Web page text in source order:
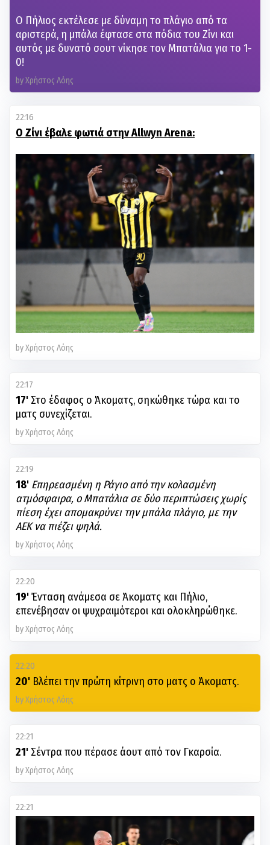
Ο Πήλιος εκτέλεσε με δύναμη το πλάγιο από τα
αριστερά, η μπάλα έφτασε στα πόδια του Ζίνι και
αυτός με δυνατό σουτ νίκησε τον Μπατάλια για το 1-
0!
by Χρήστος Λόης
22:16
Ο Ζίνι έβαλε φωτιά στην Allwyn Arena:
by Χρήστος Λόης
22:17
17' Στο έδαφος ο Άκοματς, σηκώθηκε τώρα και το
ματς συνεχίζεται.
by Χρήστος Λόης
22:19
18' Επηρεασμένη η Ράγιο από την κολασμένη
ατμόσφαιρα, ο Μπατάλια σε δύο περιπτώσεις χωρίς
πίεση έχει απομακρύνει την μπάλα πλάγιο, με την
ΑΕΚ να πιέζει ψηλά.
by Χρήστος Λόης
22:20
19'Ένταση ανάμεσα σε Άκοματς και Πήλιο,
επενέβησαν οι ψυχραιμότεροι και ολοκληρώθηκε.
by Χρήστος Λόης
22:20
20' Βλέπει την πρώτη κίτρινη στο ματς ο Άκοματς.
by Χρήστος Λόης
22:21
21' Σέντρα που πέρασε άουτ από τον Γκαρσία.
by Χρήστος Λόης
22:21